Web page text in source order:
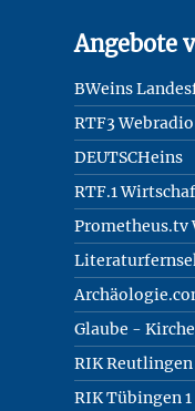
Angebote
BWeins
RTF3 Webradio
DEUTSCHeins
RTF.1
Prometheus.tv
Glaube -
RIK Reutlingen
RIK Tübingen 1